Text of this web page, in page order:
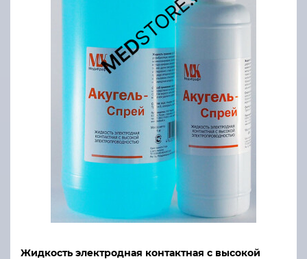
Жидкость электродная контактная с высокой